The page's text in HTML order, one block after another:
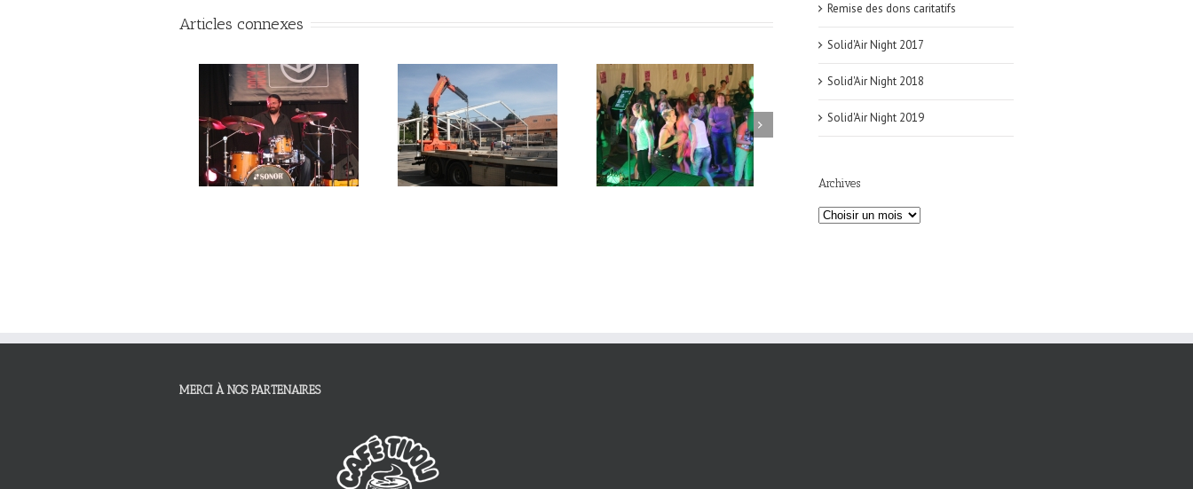
Articles connexes
Remise des dons caritatifs
Solid'Air Night 2017
Solid'Air Night 2018
Solid'Air Night 2019
Archives
MERCI À NOS PARTENAIRES